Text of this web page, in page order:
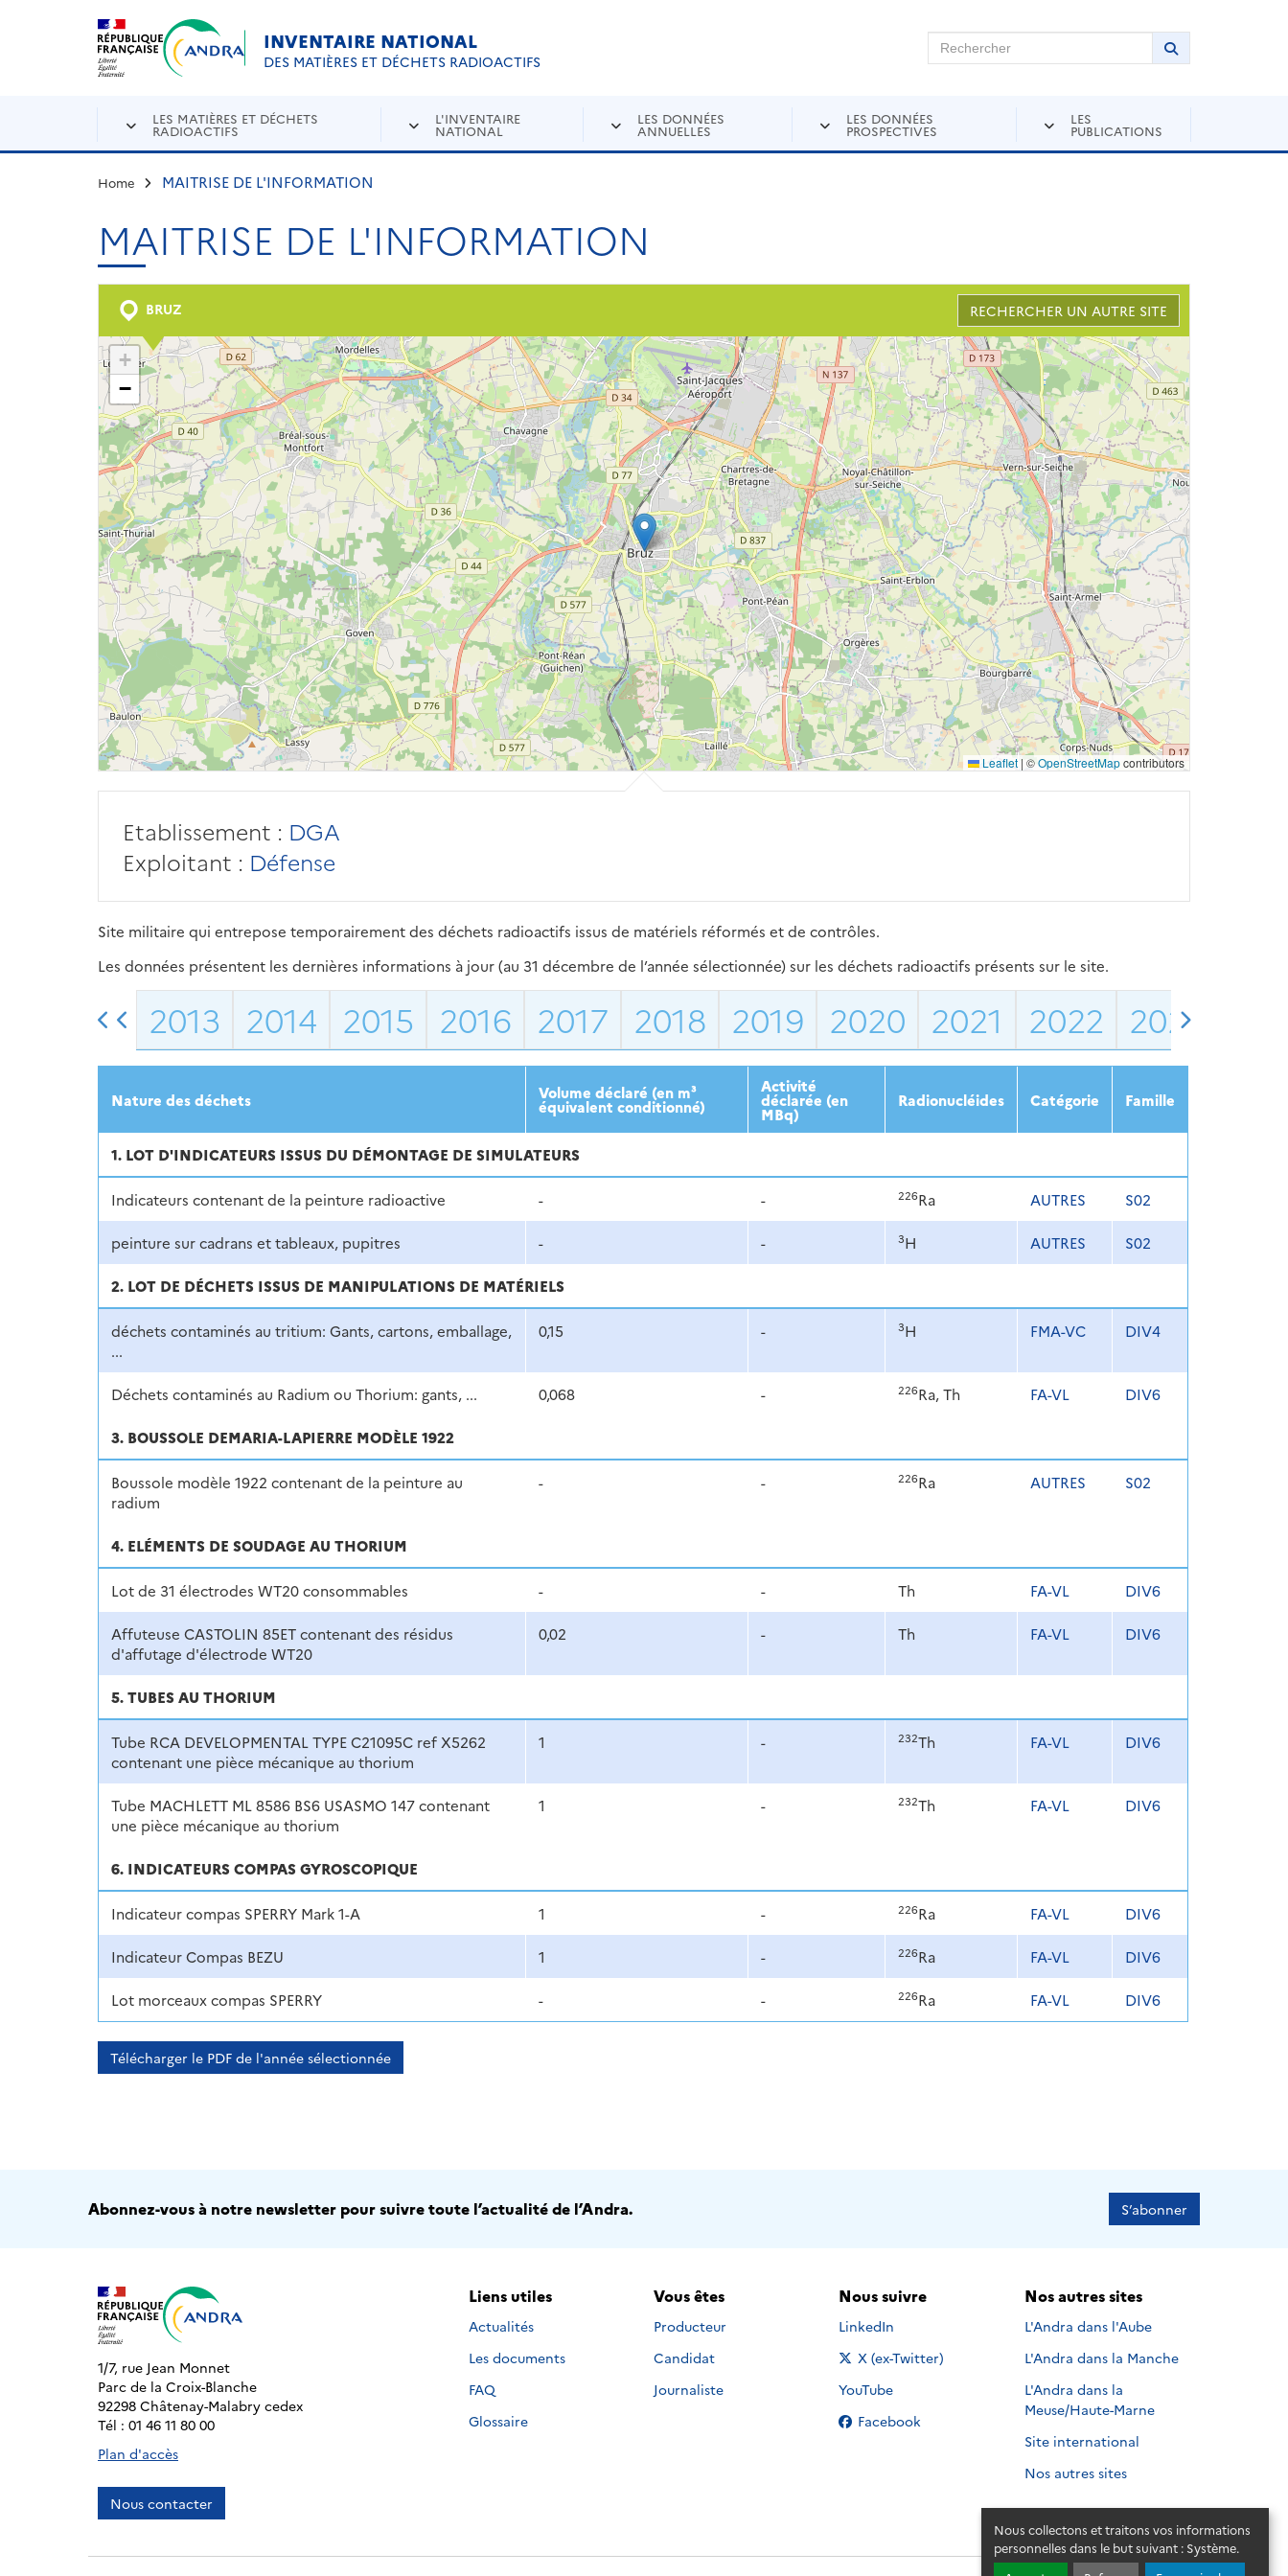
Nous collectons et traitons vos informations
personnelles dans le but suivant : Système.
Aller au contenu principal
INVENTAIRE NATIONAL
DES MATIÈRES ET DÉCHETS RADIOACTIFS
Rechercher sur Andra Inventaire Rechercher
Lancer la
LES MATIÈRES ET DÉCHETS
RADIOACTIFS
L'INVENTAIRE
NATIONAL
LES DONNÉES
ANNUELLES
LES DONNÉES
PROSPECTIVES
LES
PUBLICATIONS
Home MAITRISE DE L'INFORMATION
MAITRISE DE L'INFORMATION
BRUZ RECHERCHER UN AUTRE SITE
+
−
Leaflet | ©OpenStreetMapcontributors
Etablissement : DGA
Exploitant : Défense
Site militaire qui entrepose temporairement des déchets radioactifs issus de matériels réformés et de contrôles.
Les données présentent les dernières informations à jour (au 31 décembre de l’année sélectionnée) sur les déchets radioactifs présents sur le site.
2013 2014 2015 2016 2017 2018 2019 2020 2021 2022 2023
Nature des déchets Volume déclaré (en m³
équivalent conditionné)
Activité
déclarée (en
MBq)
Radionucléides Catégorie Famille
1. LOT D'INDICATEURS ISSUS DU DÉMONTAGE DE SIMULATEURS
Indicateurs contenant de la peinture radioactive - - 226Ra AUTRES S02
peinture sur cadrans et tableaux, pupitres - - 3H AUTRES S02
2. LOT DE DÉCHETS ISSUS DE MANIPULATIONS DE MATÉRIELS
déchets contaminés au tritium: Gants, cartons, emballage,
...
0,15 - 3H FMA-VC DIV4
Déchets contaminés au Radium ou Thorium: gants, ... 0,068 - 226Ra, Th FA-VL DIV6
3. BOUSSOLE DEMARIA-LAPIERRE MODÈLE 1922
Boussole modèle 1922 contenant de la peinture au
radium
- - 226Ra AUTRES S02
4. ELÉMENTS DE SOUDAGE AU THORIUM
Lot de 31 électrodes WT20 consommables - - Th FA-VL DIV6
Affuteuse CASTOLIN 85ET contenant des résidus
d'affutage d'électrode WT20
0,02 - Th FA-VL DIV6
5. TUBES AU THORIUM
Tube RCA DEVELOPMENTAL TYPE C21095C ref X5262
contenant une pièce mécanique au thorium
1 - 232Th FA-VL DIV6
Tube MACHLETT ML 8586 BS6 USASMO 147 contenant
une pièce mécanique au thorium
1 - 232Th FA-VL DIV6
6. INDICATEURS COMPAS GYROSCOPIQUE
Indicateur compas SPERRY Mark 1-A 1 - 226Ra FA-VL DIV6
Indicateur Compas BEZU 1 - 226Ra FA-VL DIV6
Lot morceaux compas SPERRY - - 226Ra FA-VL DIV6
Télécharger le PDF de l'année sélectionnée
Abonnez-vous à notre newsletter pour suivre toute l’actualité de l’Andra. S’abonner
1/7, rue Jean Monnet
Parc de la Croix-Blanche
92298 Châtenay-Malabry cedex
Tél : 01 46 11 80 00
Plan d'accès
Nous contacter
Liens utiles
Actualités
Les documents
FAQ
Glossaire
Vous êtes
Producteur
Candidat
Journaliste
Nous suivre
Nous suivre sur
LinkedIn
Nous suivre sur
X (ex-Twitter)
Nous suivre sur
YouTube
Nous suivre sur
Facebook
Nos autres sites
L'Andra dans l'Aube
L'Andra dans la Manche
L'Andra dans la
Meuse/Haute-Marne
Site international
Nos autres sites